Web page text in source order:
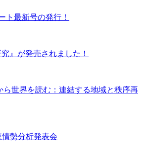
ト最新号の発行！
』が発売されました！
ら世界を読む：連結する地域と秩序再
情勢分析発表会